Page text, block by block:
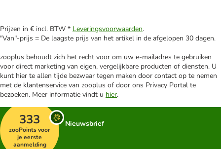
Prijzen in € incl. BTW * Leveringsvoorwaarden.
"Van"-prijs = De laagste prijs van het artikel in de afgelopen 30 dagen.
zooplus behoudt zich het recht voor om uw e-mailadres te gebruiken
voor direct marketing van eigen, vergelijkbare producten of diensten. U
kunt hier te allen tijde bezwaar tegen maken door contact op te nemen
met de klantenservice van zooplus of door ons Privacy Portal te
bezoeken. Meer informatie vindt u hier.
333
zooPoints voor
je eerste
aanmelding
Nieuwsbrief